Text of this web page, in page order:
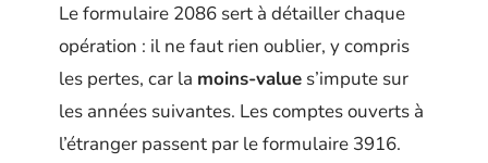
Le formulaire 2086 sert à détailler chaque
opération : il ne faut rien oublier, y compris
les pertes, car la moins-value s’impute sur
les années suivantes. Les comptes ouverts à
l’étranger passent par le formulaire 3916.